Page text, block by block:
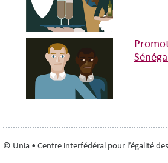
© Unia • Centre interfédéral pour l’égalité